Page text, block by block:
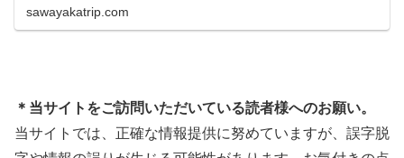
に知っておきたいこと価格表示に…
sawayakatrip.com
＊当サイトをご訪問いただいている読者様へのお願い。
当サイトでは、正確な情報提供に努めていますが、誤字脱